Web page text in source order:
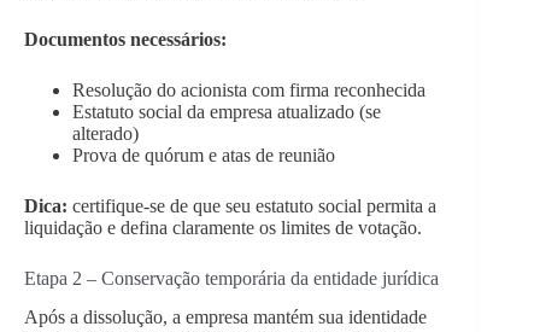
Documentos necessários:
Resolução do acionista com firma reconhecida
Estatuto social da empresa atualizado (se
alterado)
Prova de quórum e atas de reunião
Dica: certifique-se de que seu estatuto social permita a
liquidação e defina claramente os limites de votação.
Etapa 2 – Conservação temporária da entidade jurídica
Após a dissolução, a empresa mantém sua identidade